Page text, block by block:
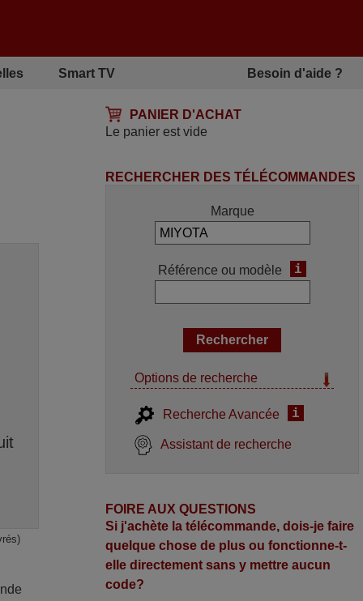
Smart TV Besoin d'aide ?
PANIER D'ACHAT
Le panier est vide
RECHERCHER DES TÉLÉCOMMANDES
Marque
Référence ou modèle i
Options de recherche
Recherche Avancée i
Assistant de recherche
FOIRE AUX QUESTIONS
Si j'achète la télécommande, dois-je faire
quelque chose de plus ou fonctionne-t-
elle directement sans y mettre aucun
code?